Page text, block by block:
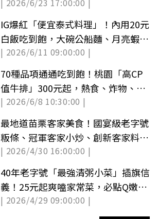
了
| 2026/6/23 17:00:00 |
IG爆紅「便宜泰式料理」！內用20元
白飯吃到飽，大碗公船麵、月亮蝦餅
必點
| 2026/6/11 09:00:00 |
70種品項通通吃到飽！桃園「高CP
值牛排」300元起，熱食、炸物、甜
點無限夾
| 2026/6/8 10:30:00 |
最地道苗栗客家美食！國宴級老字號
粄條、冠軍客家小炒、創新客家料理
一次吃
| 2026/4/30 16:00:00 |
40年老字號「最強清粥小菜」插旗信
義！25元起爽嗑家常菜，必點Q嫩紅
燒蹄膀
| 2026/4/29 09:00:00 |